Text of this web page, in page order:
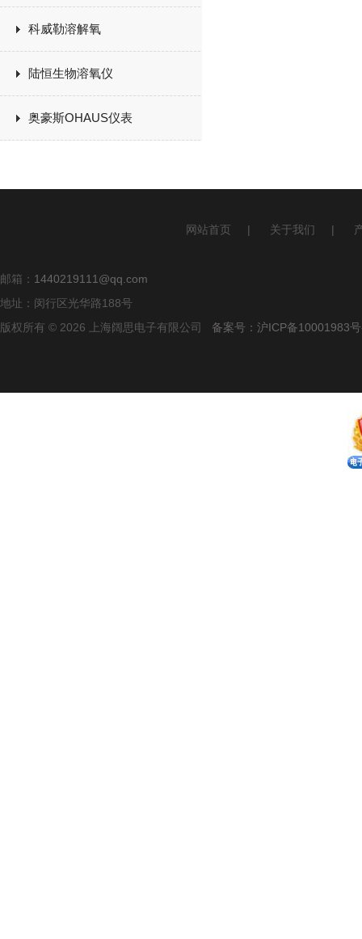
科威勒溶解氧
陆恒生物溶氧仪
奥豪斯OHAUS仪表
网站首页 | 关于我们 |
邮箱： 1440219111@qq.com
地址：闵行区光华路188号
版权所有 © 2026 上海阔思电子有限公司 备案号：沪ICP备10001983